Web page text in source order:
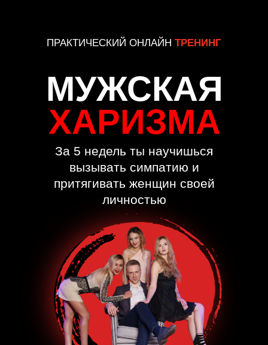
МУЖСКАЯ
ХАРИЗМА
ПРАКТИЧЕСКИЙ ОНЛАЙН ТРЕНИНГ
За 5 недель ты научишься
вызывать симпатию и
притягивать женщин своей
личностью